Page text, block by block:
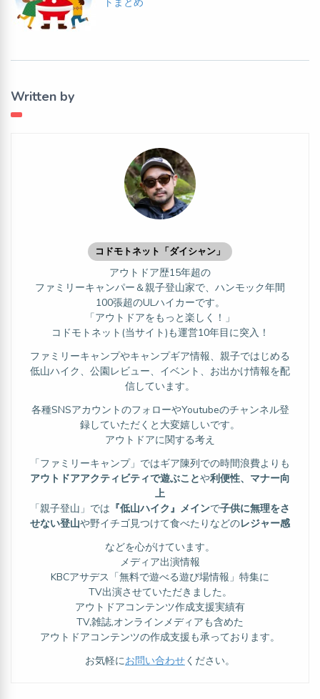
Written by
コドモトネット「ダイシャン」
アウトドア歴15年超の
ファミリーキャンパー＆親子登山家で、ハンモック年間
100張超のULハイカーです。
「アウトドアをもっと楽しく！」
コドモトネット(当サイト)も運営10年目に突入！
ファミリーキャンプやキャンプギア情報、親子ではじめる
低山ハイク、公園レビュー、イベント、お出かけ情報を配
信しています。
各種SNSアカウントのフォローやYoutubeのチャンネル登
録していただくと大変嬉しいです。
アウトドアに関する考え
「ファミリーキャンプ」ではギア陳列での時間浪費よりも
アウトドアアクティビティで遊ぶことや利便性、マナー向
上
「親子登山」では 『低山ハイク』メインで子供に無理をさ
せない登山や野イチゴ見つけて食べたりなどのレジャー感
などを心がけています。
メディア出演情報
KBCアサデス「無料で遊べる遊び場情報」特集に
TV出演させていただきました。
アウトドアコンテンツ作成支援実績有
TV,雑誌,オンラインメディアも含めた
アウトドアコンテンツの作成支援も承っております。
お気軽にお問い合わせください。